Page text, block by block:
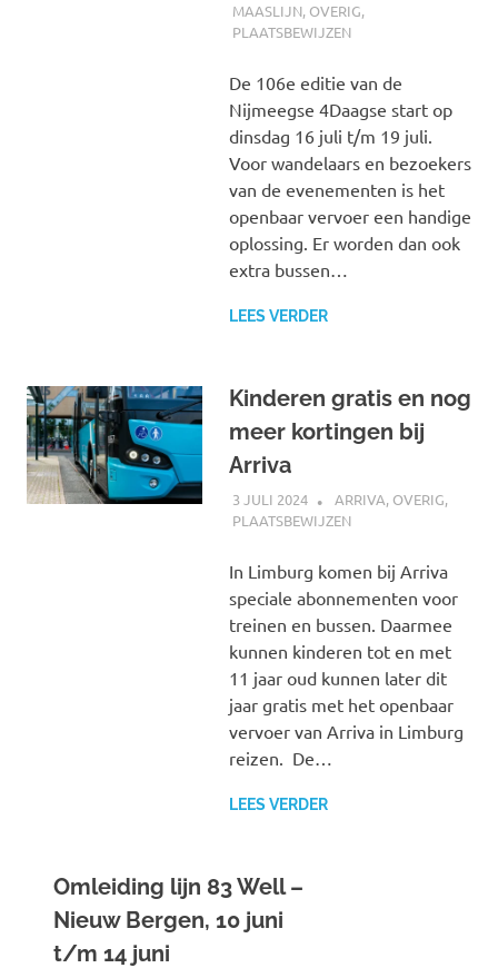
MAASLIJN, OVERIG,
PLAATSBEWIJZEN
De 106e editie van de
Nijmeegse 4Daagse start op
dinsdag 16 juli t/m 19 juli.
Voor wandelaars en bezoekers
van de evenementen is het
openbaar vervoer een handige
oplossing. Er worden dan ook
extra bussen…
LEES VERDER
Kinderen gratis en nog
meer kortingen bij
Arriva
3 JULI 2024 SPOORZOEKER
ARRIVA, OVERIG,
PLAATSBEWIJZEN
In Limburg komen bij Arriva
speciale abonnementen voor
treinen en bussen. Daarmee
kunnen kinderen tot en met
11 jaar oud kunnen later dit
jaar gratis met het openbaar
vervoer van Arriva in Limburg
reizen. De…
LEES VERDER
Omleiding lijn 83 Well –
Nieuw Bergen, 10 juni
t/m 14 juni